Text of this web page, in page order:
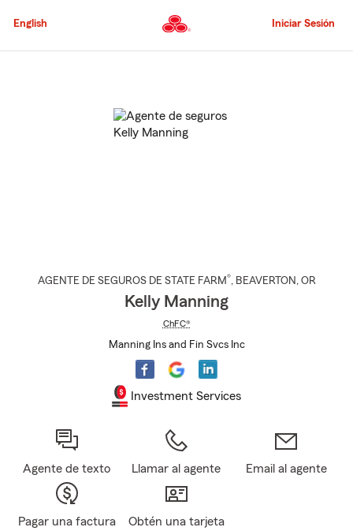
al
principal
English Iniciar Sesión
AGENTE DE SEGUROS DE STATE FARM®, BEAVERTON , OR
Kelly Manning
ChFC®
Manning Ins and Fin Svcs Inc
Investment Services
Agente de texto Llamar al agente Email al agente
Pagar una factura
Obtén una tarjeta